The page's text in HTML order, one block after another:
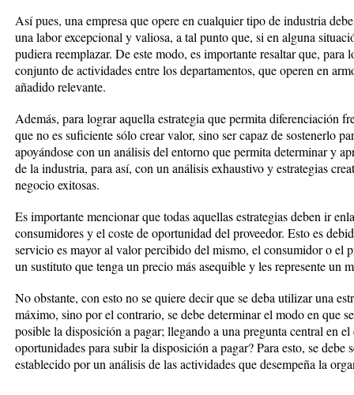
Así pues, una empresa que opere en cualquier tipo de industria
una labor excepcional y valiosa, a tal punto que, si en alguna
pudiera reemplazar. De este modo, es importante resaltar que,
conjunto de actividades entre los departamentos, que operen en
añadido relevante.
Además, para lograr aquella estrategia que permita diferenciación
que no es suficiente sólo crear valor, sino ser capaz de sostenerlo
apoyándose con un análisis del entorno que permita determinar y
de la industria, para así, con un análisis exhaustivo y estrategias
negocio exitosas.
Es importante mencionar que todas aquellas estrategias deben ir
consumidores y el coste de oportunidad del proveedor. Esto es
servicio es mayor al valor percibido del mismo, el consumidor o el
un sustituto que tenga un precio más asequible y les represente un
No obstante, con esto no se quiere decir que se deba utilizar una
máximo, sino por el contrario, se debe determinar el modo en que
posible la disposición a pagar; llegando a una pregunta central en
oportunidades para subir la disposición a pagar? Para esto, se debe
establecido por un análisis de las actividades que desempeña la